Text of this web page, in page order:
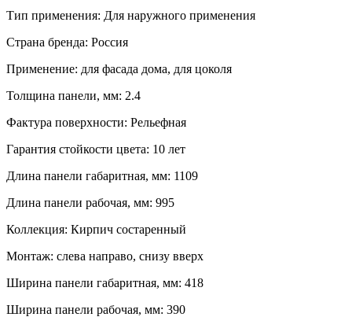
Тип применения: Для наружного применения
Страна бренда: Россия
Применение: для фасада дома, для цоколя
Толщина панели, мм: 2.4
Фактура поверхности: Рельефная
Гарантия стойкости цвета: 10 лет
Длина панели габаритная, мм: 1109
Длина панели рабочая, мм: 995
Коллекция: Кирпич состаренный
Монтаж: слева направо, снизу вверх
Ширина панели габаритная, мм: 418
Ширина панели рабочая, мм: 390